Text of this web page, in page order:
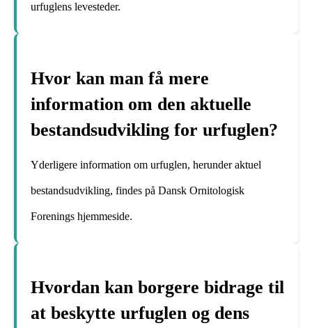
urfuglens levesteder.
Hvor kan man få mere
information om den aktuelle
bestandsudvikling for urfuglen?
Yderligere information om urfuglen, herunder aktuel
bestandsudvikling, findes på Dansk Ornitologisk
Forenings hjemmeside.
Hvordan kan borgere bidrage til
at beskytte urfuglen og dens